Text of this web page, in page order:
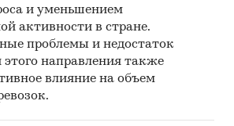
и уменьшением
активности в стране.
проблемы и недостаток
этого направления также
влияние на объем